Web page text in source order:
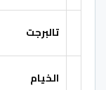
تالبرجت
الخيام